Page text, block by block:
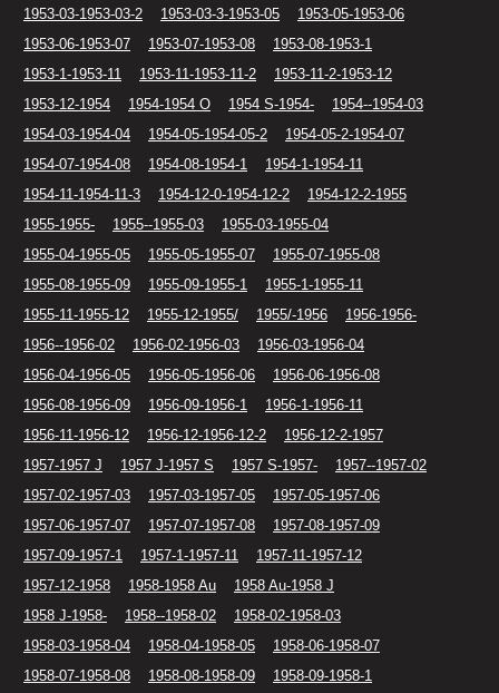
1953-03-1953-03-2 1953-03-3-1953-05
1953-05-1953-06
1953-06-1953-07
1953-07-1953-08
1953-08-1953-1
1953-1-1953-11
1953-11-1953-11-2
1953-11-2-1953-12
1953-12-1954
1954-1954 O 1954 S-1954-
1954--1954-03
1954-03-1954-04
1954-05-1954-05-2
1954-05-2-1954-07
1954-07-1954-08
1954-08-1954-1
1954-1-1954-11
1954-11-1954-11-3
1954-12-0-1954-12-2
1954-12-2-1955
1955-1955-
1955--1955-03
1955-03-1955-04
1955-04-1955-05
1955-05-1955-07
1955-07-1955-08
1955-08-1955-09
1955-09-1955-1
1955-1-1955-11
1955-11-1955-12
1955-12-1955/ 1955/-1956
1956-1956-
1956--1956-02
1956-02-1956-03
1956-03-1956-04
1956-04-1956-05
1956-05-1956-06
1956-06-1956-08
1956-08-1956-09
1956-09-1956-1
1956-1-1956-11
1956-11-1956-12
1956-12-1956-12-2
1956-12-2-1957
1957-1957 J
1957 J-1957 S 1957 S-1957-
1957--1957-02
1957-02-1957-03
1957-03-1957-05
1957-05-1957-06
1957-06-1957-07
1957-07-1957-08
1957-08-1957-09
1957-09-1957-1
1957-1-1957-11
1957-11-1957-12
1957-12-1958
1958-1958 Au
1958 Au-1958 J
1958 J-1958-
1958--1958-02
1958-02-1958-03
1958-03-1958-04
1958-04-1958-05
1958-06-1958-07
1958-07-1958-08
1958-08-1958-09
1958-09-1958-1